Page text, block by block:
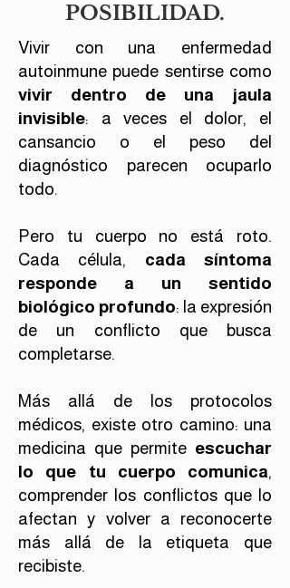
POSIBILIDAD.
Vivir con una enfermedad
autoinmune puede sentirse como
vivir dentro de una jaula
invisible: a veces el dolor, el
cansancio o el peso del
diagnóstico parecen ocuparlo
todo.
Pero tu cuerpo no está roto.
Cada célula, cada síntoma
responde a un sentido
biológico profundo: la expresión
de un conflicto que busca
completarse.
Más allá de los protocolos
médicos, existe otro camino: una
medicina que permite escuchar
lo que tu cuerpo comunica,
comprender los conflictos que lo
afectan y volver a reconocerte
más allá de la etiqueta que
recibiste.